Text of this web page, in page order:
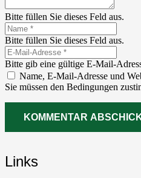
Bitte füllen Sie dieses Feld aus.
Bitte füllen Sie dieses Feld aus.
Bitte gib eine gültige E-Mail-
Name, E-Mail-Adresse und
Sie müssen den Bedingungen
KOMMENTAR
Links